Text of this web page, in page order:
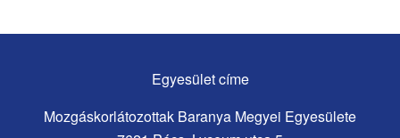
Egyesület címe
Mozgáskorlátozottak Baranya Megyei Egyesülete